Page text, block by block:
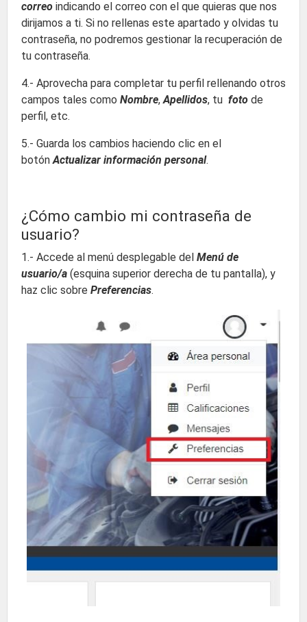
correo indicando el correo con el que quieras que nos
dirijamos a ti. Si no rellenas este apartado y olvidas tu
contraseña, no podremos gestionar la recuperación de
tu contraseña.
4.- Aprovecha para completar tu perfil rellenando otros
campos tales como Nombre, Apellidos, tu foto de
perfil, etc.
5.- Guarda los cambios haciendo clic en el
botón Actualizar información personal.
¿Cómo cambio mi contraseña de
usuario?
1.- Accede al menú desplegable del Menú de
usuario/a (esquina superior derecha de tu pantalla), y
haz clic sobre Preferencias.